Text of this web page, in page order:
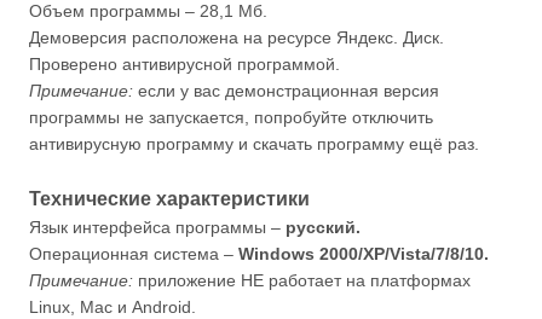
Объем программы – 28,1 Мб.
Демоверсия расположена на ресурсе Яндекс. Диск.
Проверено антивирусной программой.
Примечание: если у вас демонстрационная версия
программы не запускается, попробуйте отключить
антивирусную программу и скачать программу ещё раз.
Технические характеристики
Язык интерфейса программы – русский.
Операционная система – Windows 2000/XP/Vista/7/8/10.
Примечание: приложение НЕ работает на платформах
Linux, Mac и Android.